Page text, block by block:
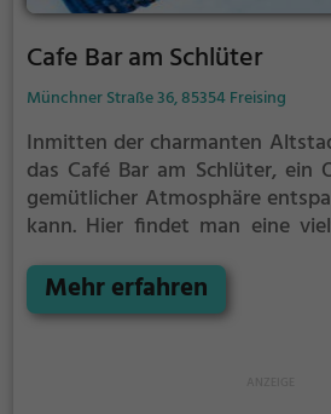
Cafe Bar am Schlüter
Münchner Straße 36, 85354 Freising
Inmitten der charmanten
das Café Bar am Schlüter, ein
gemütlicher Atmosphäre
kann. Hier findet man eine
Frühstück bis hin zu
Gerichten. Zudem werden eine
Mehr erfahren